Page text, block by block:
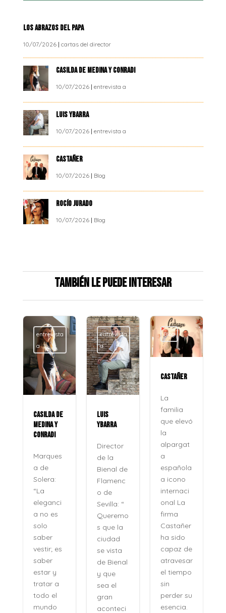
LOS ABRAZOS DEL PAPA
10/07/2026| cartas del director
CASILDA DE MEDINA Y CONRADI
10/07/2026| entrevista a
LUIS YBARRA
10/07/2026| entrevista a
CASTAÑER
10/07/2026| Blog
ROCÍO JURADO
10/07/2026| Blog
También le puede interesar
entrevista
a
CASILDA DE
MEDINA Y
CONRADI
Marques
a de
Solera:
“La
eleganci
a no es
solo
saber
vestir; es
saber
estar y
tratar a
todo el
mundo
entrevista
a
LUIS
YBARRA
Director
de la
Bienal de
Flamenc
o de
Sevilla: “
Queremo
s que la
ciudad
se vista
de Bienal
y que
sea el
gran
aconteci
Blog
CASTAÑER
La
familia
que elevó
la
alpargat
a
española
a icono
internaci
onal La
firma
Castañer
ha sido
capaz de
atravesar
el tiempo
sin
perder su
esencia.